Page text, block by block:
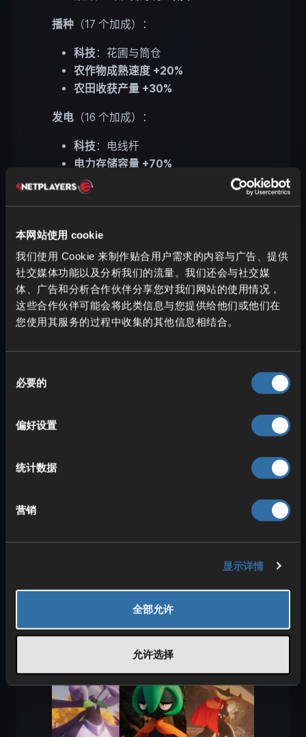
本网站使用 cookie
我们使用 Cookie 来制作贴合用户需求的内容与广告、提供
社交媒体功能以及分析我们的流量。我们还会与社交媒
体、广告和分析合作伙伴分享您对我们网站的使用情况，
这些合作伙伴可能会将此类信息与您提供给他们或他们在
您使用其服务的过程中收集的其他信息相结合。
必要的
偏好设置
统计数据
营销
显示详情
全部允许
允许选择
播种 （17 个加成）：
科技：花圃与筒仓
农作物成熟速度 +20%
农田收获产量 +30%
发电 （16 个加成）：
科技：电线杆
电力存储容量 +70%
用电消耗 -20%
伐木（18 个加成）：
科技：劈柴墩与斧头
远征时间 -20%
远征奖励 +20%
采矿（17 个加成）：
远征时间 -15%
研究所用哪只最好：高效加速研